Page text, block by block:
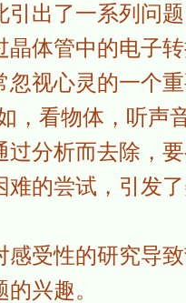
引出了一系列问
晶体管中的电子
忽视心灵的一个
，看物体，听声
过分析而去除，
的尝试，引发
感受性的研究导
兴趣。